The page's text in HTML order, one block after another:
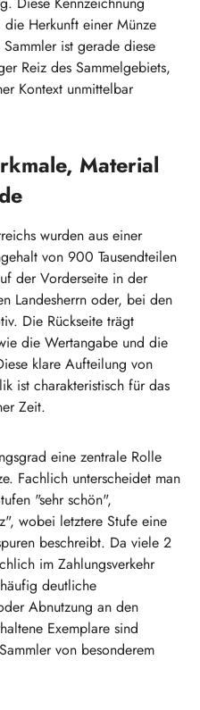
Herkunft einer Münze
ist gerade diese
Reiz des Sammelgebiets,
Kontext unmittelbar
Material
wurden aus einer
von 900 Tausendteilen
der Vorderseite in der
Landesherrn oder, bei den
Die Rückseite trägt
die Wertangabe und die
klare Aufteilung von
ist charakteristisch für das
Zeit.
eine zentrale Rolle
Fachlich unterscheidet man
"sehr schön",
wobei letztere Stufe eine
beschreibt. Da viele 2
im Zahlungsverkehr
deutliche
Abnutzung an den
Exemplare sind
von besonderem